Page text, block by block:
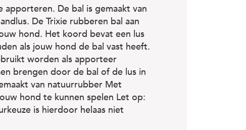
De bal is gemaakt van
De Trixie rubberen bal aan
hond. Het koord bevat een lus
als jouw hond de bal vast heeft.
worden als apporteer
brengen door de bal of de lus in
van natuurrubber Met
hond te kunnen spelen Let op:
is hierdoor helaas niet